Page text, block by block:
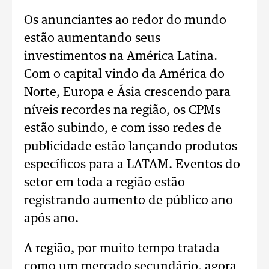
Os anunciantes ao redor do mundo
estão aumentando seus
investimentos na América Latina.
Com o capital vindo da América do
Norte, Europa e Ásia crescendo para
níveis recordes na região, os CPMs
estão subindo, e com isso redes de
publicidade estão lançando produtos
específicos para a LATAM. Eventos do
setor em toda a região estão
registrando aumento de público ano
após ano.
A região, por muito tempo tratada
como um mercado secundário, agora